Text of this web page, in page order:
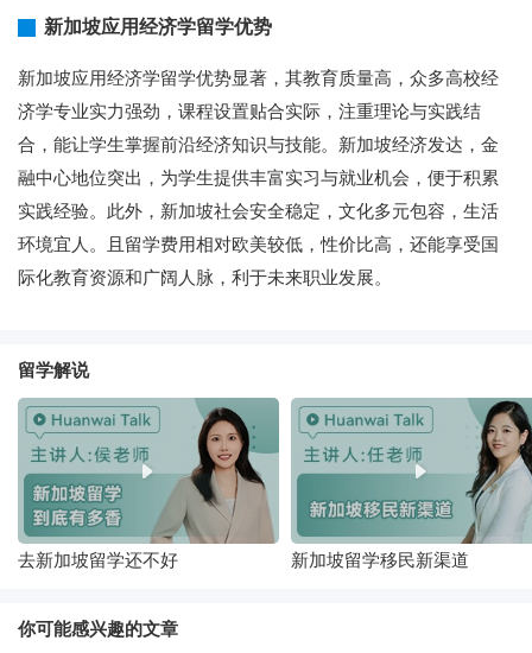
新加坡应用经济学留学优势
新加坡应用经济学留学优势显著，其教育质量高，众多高校经
济学专业实力强劲，课程设置贴合实际，注重理论与实践结
合，能让学生掌握前沿经济知识与技能。新加坡经济发达，金
融中心地位突出，为学生提供丰富实习与就业机会，便于积累
实践经验。此外，新加坡社会安全稳定，文化多元包容，生活
环境宜人。且留学费用相对欧美较低，性价比高，还能享受国
际化教育资源和广阔人脉，利于未来职业发展。
留学解说
去新加坡留学还不好 新加坡留学移民新渠道
你可能感兴趣的文章